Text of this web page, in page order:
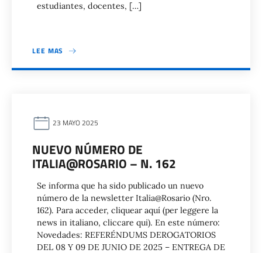
estudiantes, docentes, […]
LEE MAS
23 MAYO 2025
NUEVO NÚMERO DE
ITALIA@ROSARIO – N. 162
Se informa que ha sido publicado un nuevo
número de la newsletter Italia@Rosario (Nro.
162). Para acceder, cliquear aquí (per leggere la
news in italiano, cliccare qui). En este número:
Novedades: REFERÉNDUMS DEROGATORIOS
DEL 08 Y 09 DE JUNIO DE 2025 – ENTREGA DE